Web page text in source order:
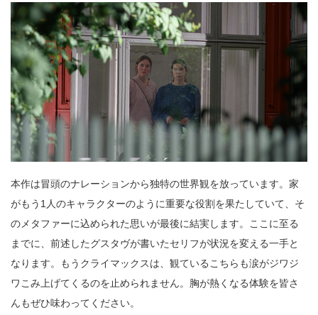
本作は冒頭のナレーションから独特の世界観を放っています。家
がもう1人のキャラクターのように重要な役割を果たしていて、そ
のメタファーに込められた思いが最後に結実します。ここに至る
までに、前述したグスタヴが書いたセリフが状況を変える一手と
なります。もうクライマックスは、観ているこちらも涙がジワジ
ワこみ上げてくるのを止められません。胸が熱くなる体験を皆さ
んもぜひ味わってください。